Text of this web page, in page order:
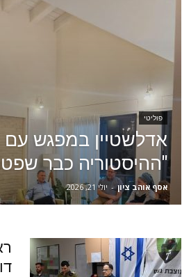
פוליטי
אדלשטיין במפגש עם
"ההיסטוריה כבר
אסף אוהב ציון - יולי 21, 2026